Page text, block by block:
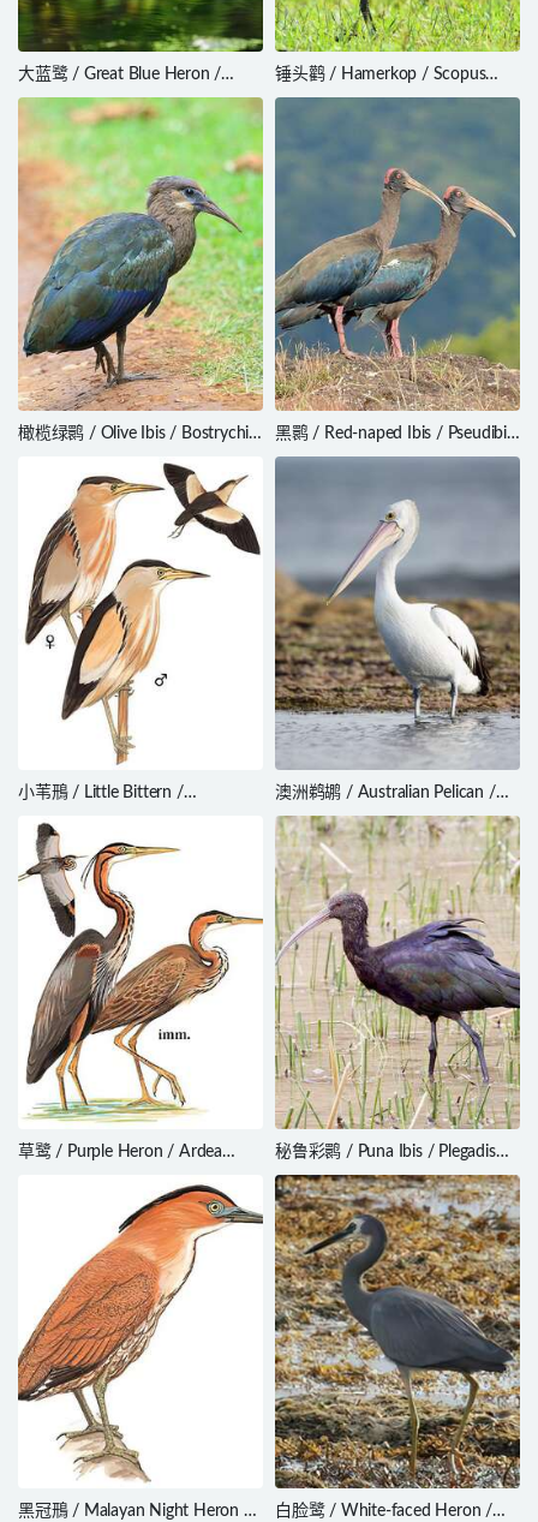
大蓝鹭 / Great Blue Heron /
Ardea herodias
锤头鹳 / Hamerkop / Scopus
umbretta
橄榄绿鹮 / Olive Ibis / Bostrychia
黑鹮 / Red-naped Ibis / Pseudibis
papillosa
小苇鳽 / Little Bittern /
澳洲鹈鹕 / Australian Pelican /
Pelecanus conspicillatus
草鹭 / Purple Heron / Ardea
秘鲁彩鹮 / Puna Ibis / Plegadis
ridgwayi
黑冠鳽 / Malayan Night Heron /
白脸鹭 / White-faced Heron /